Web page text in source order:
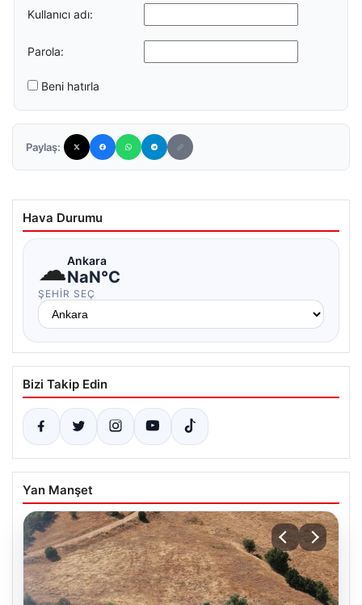
Kullanıcı adı:
Parola:
Beni hatırla
Paylaş:
Hava Durumu
☁Ankara
NaN°C
ŞEHIR SEÇ
Bizi Takip Edin
Yan Manşet